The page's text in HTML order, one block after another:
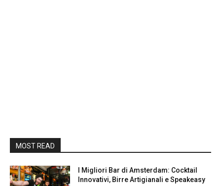
MOST READ
I Migliori Bar di Amsterdam: Cocktail
Innovativi, Birre Artigianali e Speakeasy